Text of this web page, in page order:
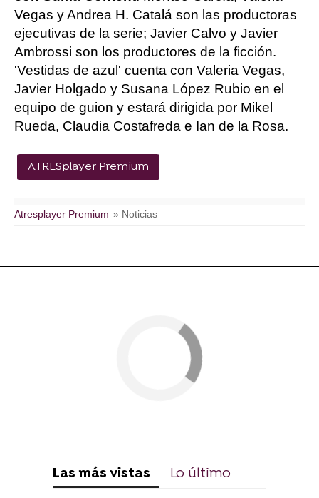
Vegas y Andrea H. Catalá son las productoras
ejecutivas de la serie; Javier Calvo y Javier
Ambrossi son los productores de la ficción.
'Vestidas de azul' cuenta con Valeria Vegas,
Javier Holgado y Susana López Rubio en el
equipo de guion y estará dirigida por Mikel
Rueda, Claudia Costafreda e Ian de la Rosa.
ATRESplayer Premium
Atresplayer Premium » Noticias
Las más vistas Lo último